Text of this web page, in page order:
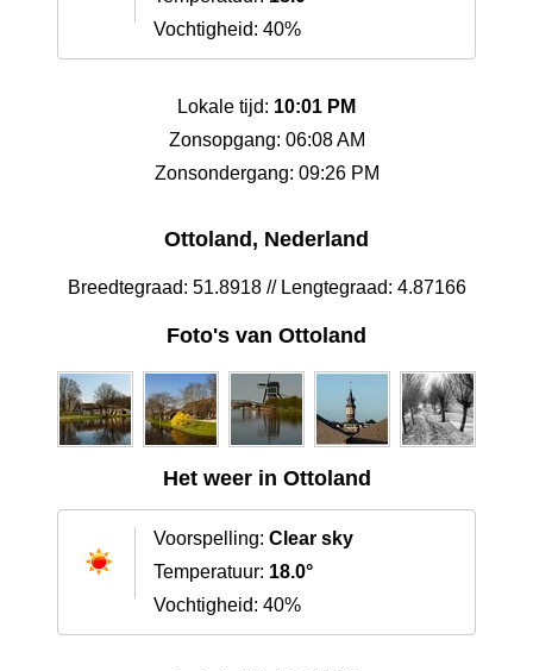
Vochtigheid: 40%
Lokale tijd: 10:01 PM
Zonsopgang: 06:08 AM
Zonsondergang: 09:26 PM
Ottoland, Nederland
Breedtegraad: 51.8918 // Lengtegraad: 4.87166
Foto's van Ottoland
Het weer in Ottoland
Voorspelling: Clear sky
Temperatuur: 18.0°
Vochtigheid: 40%